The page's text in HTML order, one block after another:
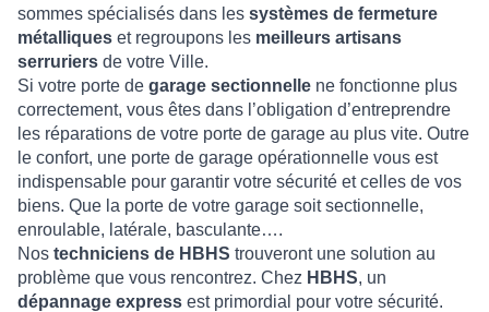
sommes spécialisés dans les systèmes de fermeture
métalliques et regroupons les meilleurs artisans
serruriers de votre Ville.
Si votre porte de garage sectionnelle ne fonctionne plus
correctement, vous êtes dans l’obligation d’entreprendre
les réparations de votre porte de garage au plus vite. Outre
le confort, une porte de garage opérationnelle vous est
indispensable pour garantir votre sécurité et celles de vos
biens. Que la porte de votre garage soit sectionnelle,
enroulable, latérale, basculante….
Nos techniciens de HBHS trouveront une solution au
problème que vous rencontrez. Chez HBHS, un
dépannage express est primordial pour votre sécurité.